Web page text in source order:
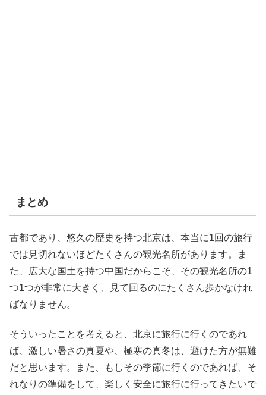
まとめ
古都であり、悠久の歴史を持つ北京は、本当に1回の旅行
では見切れないほどたくさんの観光名所があります。ま
た、広大な国土を持つ中国だからこそ、その観光名所の1
つ1つが非常に大きく、見て回るのにたくさん歩かなけれ
ばなりません。
そういったことを考えると、北京に旅行に行くのであれ
ば、激しい暑さの真夏や、極寒の真冬は、避けた方が無難
だと思います。また、もしその季節に行くのであれば、そ
れなりの準備をして、楽しく安全に旅行に行ってきたいで